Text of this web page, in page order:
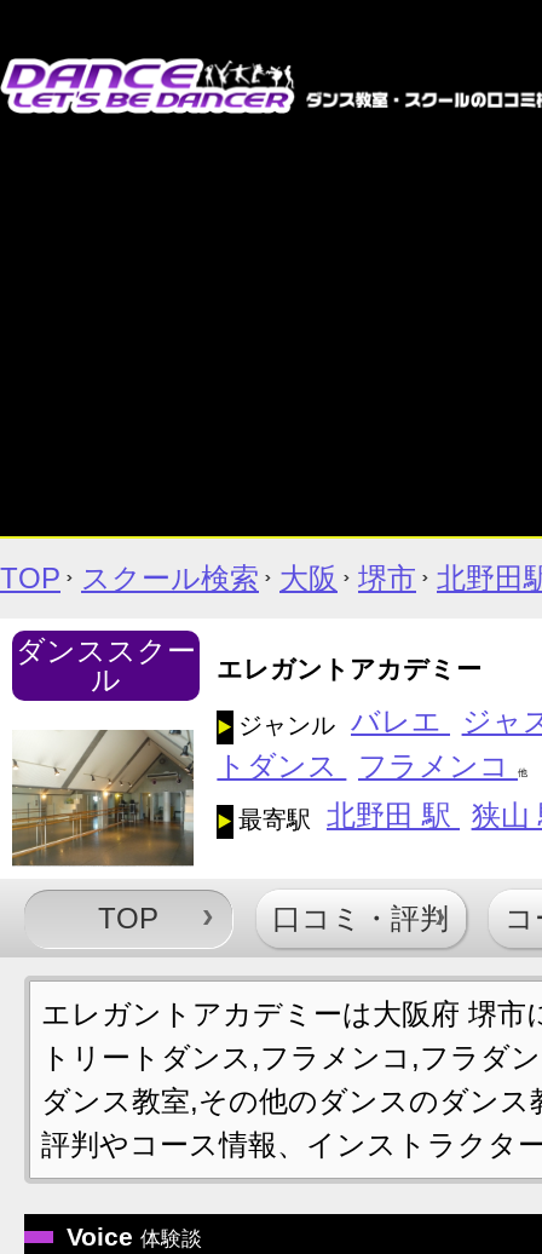
TOP スクール検索 大阪 堺市 北野田
ダンススクー
ル
エレガントアカデミー
ジャンル バレエ
ジャ
トダンス
フラメンコ 他
最寄駅 北野田 駅 狭山
TOP 口コミ・評判
エレガントアカデミーは大阪府 堺
トリートダンス,フラメンコ,フラダ
ダンス教室,その他のダンスのダン
評判やコース情報、インストラクタ
Voice 体験談